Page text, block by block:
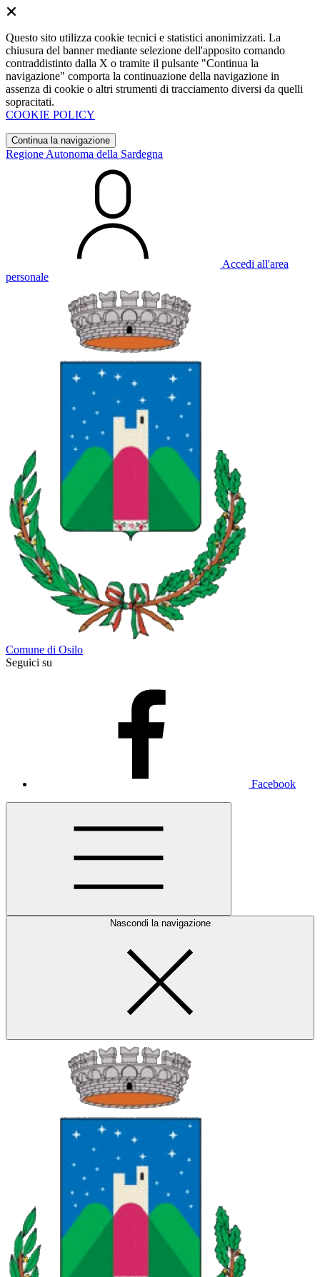
Questo sito utilizza cookie tecnici e statistici anonimizzati. La
chiusura del banner mediante selezione dell'apposito comando
contraddistinto dalla X o tramite il pulsante "Continua la
navigazione" comporta la continuazione della navigazione in
assenza di cookie o altri strumenti di tracciamento diversi da quelli
sopracitati.
COOKIE POLICY
Continua la navigazione
Regione Autonoma della Sardegna
Accedi all'area
personale
Comune di Osilo
Seguici su
Facebook
Nascondi la navigazione